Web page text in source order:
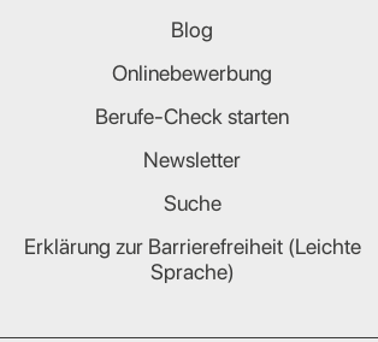
Blog
Onlinebewerbung
Berufe-Check starten
Newsletter
Suche
Erklärung zur Barrierefreiheit (Leichte
Sprache)